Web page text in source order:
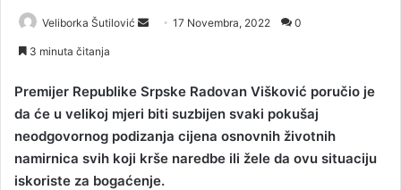
Veliborka Šutilović
d
a
e
m
17 Novembra, 2022 0
3 minuta čitanja
Premijer Republike Srpske Radovan Višković poručio je
da će u velikoj mjeri biti suzbijen svaki pokušaj
neodgovornog podizanja cijena osnovnih životnih
namirnica svih koji krše naredbe ili žele da ovu situaciju
iskoriste za bogaćenje.